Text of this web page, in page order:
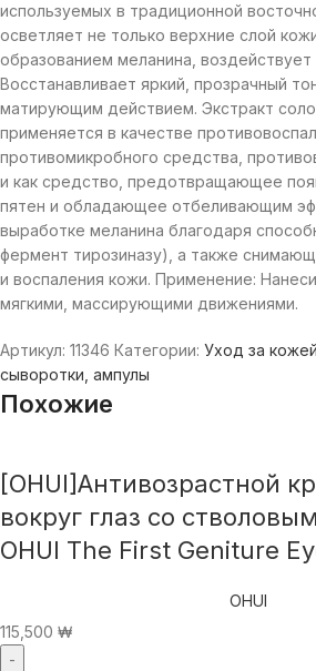
используемых в традиционной
осветляет не только верхние слой
образованием меланина, воздействует
Восстанавливает яркий, прозрачный
матирующим действием. Экстракт
применяется в качестве
противомикробного средства,
и как средство, предотвращающее
пятен и обладающее отбеливающим
выработке меланина благодаря
фермент тирозиназу), а также
и воспаления кожи. Применение:
мягкими, массирующими движениями.
Артикул: 11346 Категории: Уход за
сыворотки, ампулы
Похожие
[OHUI]Антивозрастной
вокруг глаз со
OHUI The First Geniture
OHUI
115,500 ₩